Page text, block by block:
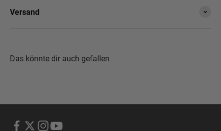
Versand